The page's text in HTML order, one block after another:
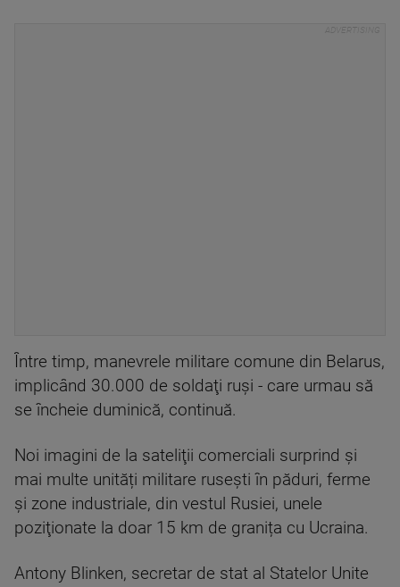
Între timp, manevrele militare comune din Belarus,
implicând 30.000 de soldaţi ruşi - care urmau să
se încheie duminică, continuă.
Noi imagini de la sateliţii comerciali surprind și
mai multe unități militare rusești în păduri, ferme
și zone industriale, din vestul Rusiei, unele
poziţionate la doar 15 km de granița cu Ucraina.
Antony Blinken, secretar de stat al Statelor Unite